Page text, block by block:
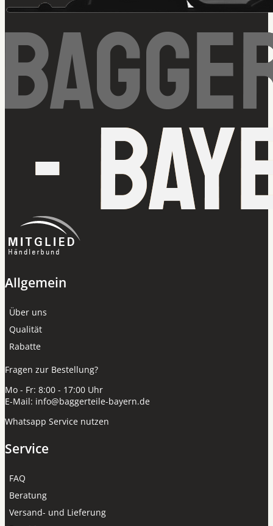
Allgemein
Über uns
Qualität
Rabatte
Fragen zur Bestellung?
Mo - Fr: 8:00 - 17:00 Uhr
E-Mail: info@baggerteile-bayern.de
Whatsapp Service nutzen
Service
FAQ
Beratung
Versand- und Lieferung